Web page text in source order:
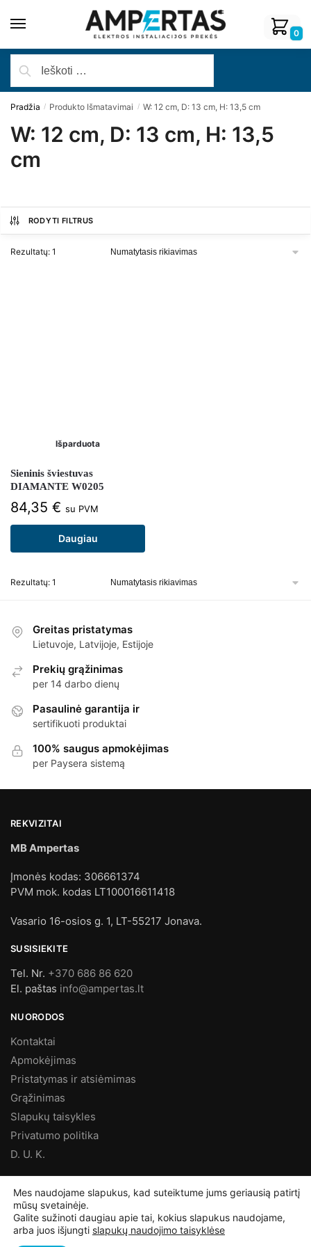
0
Pradžia / Produkto Išmatavimai / W: 12 cm, D: 13 cm, H: 13,5 cm
W: 12 cm, D: 13 cm, H: 13,5
cm
RODYTI FILTRUS
Rezultatų: 1
Išparduota
Sieninis šviestuvas
DIAMANTE W0205
84,35 € su PVM
Daugiau
Rezultatų: 1
Greitas pristatymas
Lietuvoje, Latvijoje, Estijoje
Prekių grąžinimas
per 14 darbo dienų
Pasaulinė garantija ir
sertifikuoti produktai
100% saugus apmokėjimas
per Paysera sistemą
REKVIZITAI
MB Ampertas
Įmonės kodas: 306661374
PVM mok. kodas LT100016611418
Vasario 16-osios g. 1, LT-55217 Jonava.
SUSISIEKITE
Tel. Nr. +370 686 86 620
El. paštas info@ampertas.lt
NUORODOS
Kontaktai
Apmokėjimas
Pristatymas ir atsiėmimas
Grąžinimas
Slapukų taisykles
Privatumo politika
D. U. K.
©Ampertas.lt2025, Visos teisės saugomos
Mes naudojame slapukus, kad suteiktume jums geriausią patirtį
mūsų svetainėje.
Galite sužinoti daugiau apie tai, kokius slapukus naudojame,
arba juos išjungti slapukų naudojimo taisyklėse